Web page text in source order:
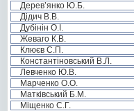
Дерев’янко Ю.Б.
Дідич В.В.
Дубінін О.І.
Жеваго К.В.
Клюєв С.П.
Константіновський В.Л.
Левченко Ю.В.
Марченко О.О.
Матківський Б.М.
Міщенко С.Г.